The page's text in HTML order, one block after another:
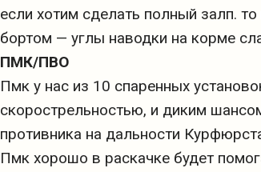
если хотим сделать полный залп.
бортом — углы наводки на корме
ПМК/ПВО
Пмк у нас из 10 спаренных
скорострельностью, и диким
противника на дальности
Пмк хорошо в раскачке будет